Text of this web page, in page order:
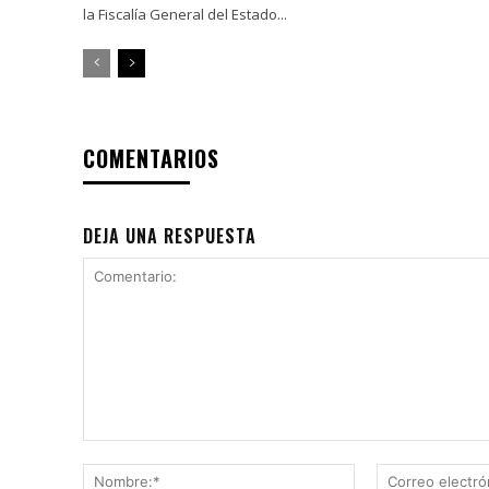
la Fiscalía General del Estado...
COMENTARIOS
DEJA UNA RESPUESTA
Nombre:*